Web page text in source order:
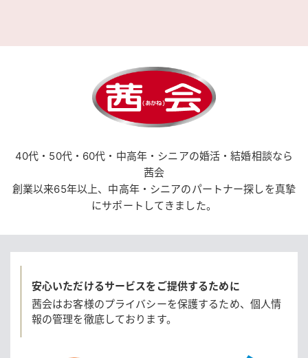
40代・50代・60代・中高年・シニアの婚活・結婚相談なら
茜会
創業以来65年以上、中高年・シニアのパートナー探しを真摯
にサポートしてきました。
安心いただけるサービスをご提供するために
茜会はお客様のプライバシーを保護するため、 個人情
報の管理を徹底しております。